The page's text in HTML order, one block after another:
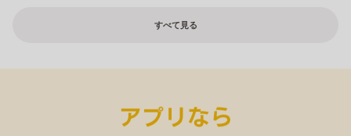
すべて見る